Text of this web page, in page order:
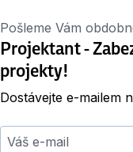
Pošleme Vám
Projektant -
projekty!
Dostávejte e-mailem
Váš e-mail